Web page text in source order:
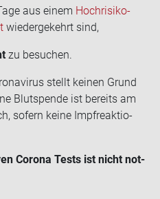
aus einem Hochrisiko-
wiedergekehrt sind,
zu be­su­chen.
stellt kei­nen Grund
Blut­spen­de ist be­reits am
so­fern keine Impf­re­ak­tio­
Co­ro­na Tests ist nicht not­